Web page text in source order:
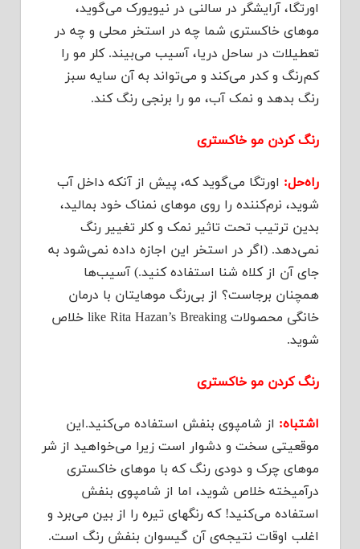
اورتگا، آرایشگر در سالنی در نیویورک می‌گوید،
موهای خاکستری شما چه در استخر محلی و چه در
تعطیلات در ساحل دریا، آسیب می‌بیند. کلر مو را
کم‌رنگ و کدر می‌کند و می‌تواند به آن سایه سبز
رنگ بدهد و نمک آب، مو را برنجی رنگ کند.
رنگ کردن مو خاکستری
راه‌حل: اورتگا می‌گوید که، پیش از آنکه داخل آب
شوید، نرم‌کننده‌ را روی موهای نمناک خود بمالید،
بدین ترتیب تحت تاثیر نمک و کلر تغییر رنگ
نمی‌دهد. (اگر در استخر این اجازه داده نمی‌شود به
جای آن از کلاه شنا استفاده کنید.) آسیب‌ها
همچنان برجاست؟ از بی‌رنگ موهایتان با درمان
خانگی محصولات like Rita Hazan’s Breaking خلاص
شوید.
رنگ کردن مو خاکستری
اشتباه: از شامپوی بنفش استفاده می‌کنید.این
موقعیتی سخت و دشوار است زیرا می‌خواهید از شر
موهای چرک و دودی رنگ که با موهای خاکستری
درآمیخته خلاص شوید، اما از شامپوی بنفش
استفاده می‌کنید! که رنگهای تیره را از بین می‌برد و
اغلب اوقات نتیجه‌ی آن گیسوان بنفش رنگ است.